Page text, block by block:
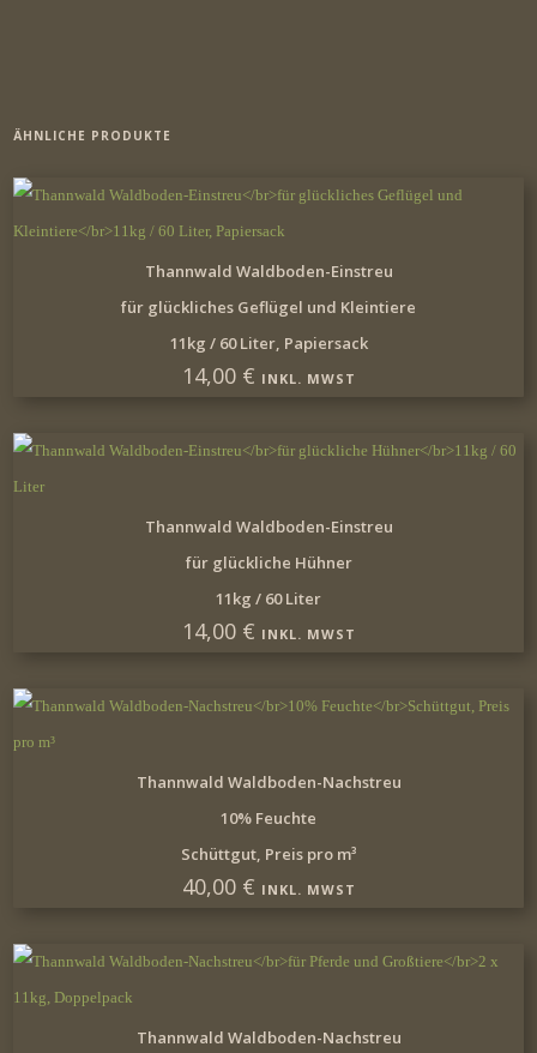
ÄHNLICHE PRODUKTE
IN DEN WARENKORB
Thannwald Waldboden-Einstreu
für glückliches Geflügel und Kleintiere
11kg / 60 Liter, Papiersack
14,00 € INKL. MWST
IN DEN WARENKORB
Thannwald Waldboden-Einstreu
für glückliche Hühner
11kg / 60 Liter
14,00 € INKL. MWST
IN DEN WARENKORB
Thannwald Waldboden-Nachstreu
10% Feuchte
Schüttgut, Preis pro m³
40,00 € INKL. MWST
IN DEN WARENKORB
Thannwald Waldboden-Nachstreu